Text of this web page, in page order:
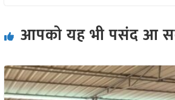
आपको यह भी पसंद आ